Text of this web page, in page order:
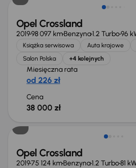
Opel Crossland
201998 097 kmBenzyna1.2 Turbo96
Książka serwisowa Auta krajowe
Salon Polska
+4 kolejnych
Miesięczna rata
od 226 zł
Cena
38 000 zł
Taniej o 1 000 zł
Opel Crossland
201975 124 kmBenzyna1.2 Turbo81